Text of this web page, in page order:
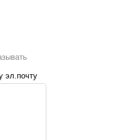
эл.почту